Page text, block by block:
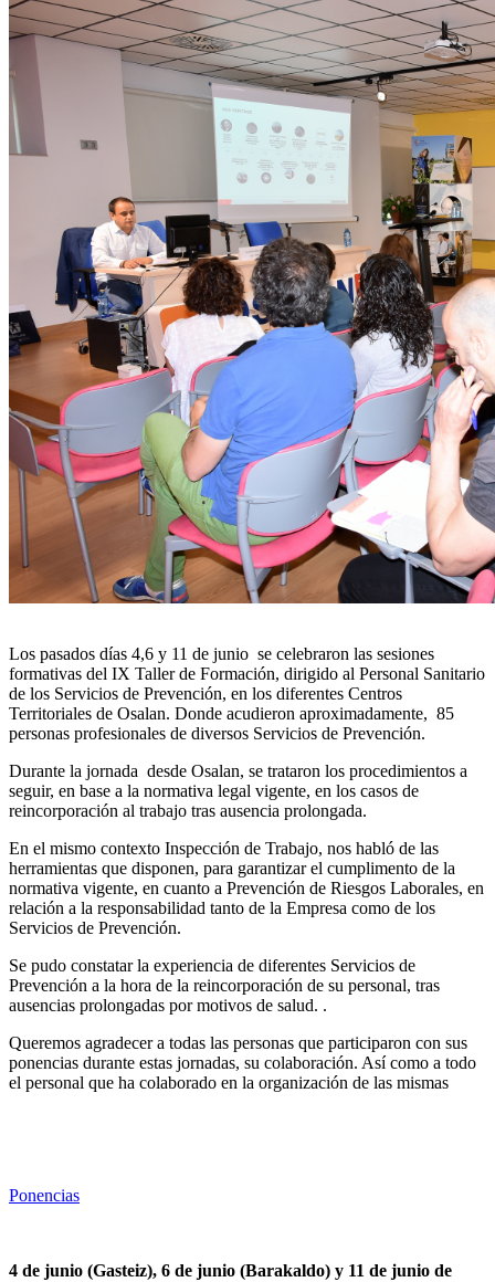
Los pasados días 4,6 y 11 de junio se celebraron las sesiones
formativas del IX Taller de Formación, dirigido al Personal Sanitario
de los Servicios de Prevención, en los diferentes Centros
Territoriales de Osalan. Donde acudieron aproximadamente, 85
personas profesionales de diversos Servicios de Prevención.
Durante la jornada desde Osalan, se trataron los procedimientos a
seguir, en base a la normativa legal vigente, en los casos de
reincorporación al trabajo tras ausencia prolongada.
En el mismo contexto Inspección de Trabajo, nos habló de las
herramientas que disponen, para garantizar el cumplimento de la
normativa vigente, en cuanto a Prevención de Riesgos Laborales, en
relación a la responsabilidad tanto de la Empresa como de los
Servicios de Prevención.
Se pudo constatar la experiencia de diferentes Servicios de
Prevención a la hora de la reincorporación de su personal, tras
ausencias prolongadas por motivos de salud. .
Queremos agradecer a todas las personas que participaron con sus
ponencias durante estas jornadas, su colaboración. Así como a todo
el personal que ha colaborado en la organización de las mismas
Ponencias
4 de junio (Gasteiz), 6 de junio (Barakaldo) y 11 de junio de